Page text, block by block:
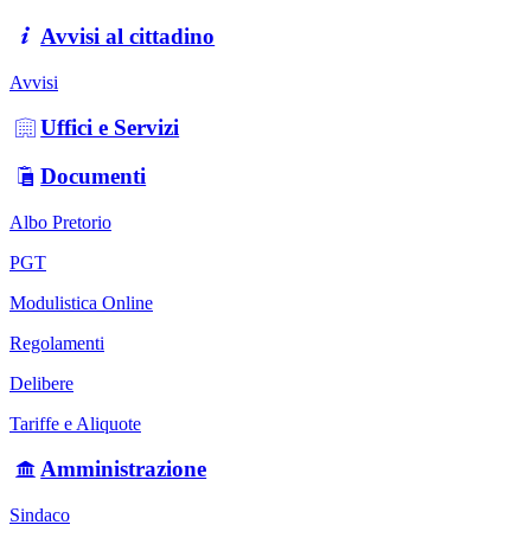
Avvisi al cittadino
Avvisi
Uffici e Servizi
Documenti
Albo Pretorio
PGT
Modulistica Online
Regolamenti
Delibere
Tariffe e Aliquote
Amministrazione
Sindaco